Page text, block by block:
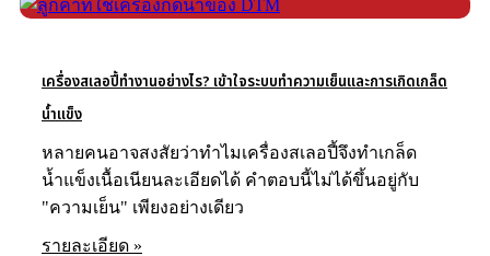
เครื่องสเลอปี้ทำงานอย่างไร? เข้าใจระบบทำความเย็นและการเกิดเกล็ด
น้ำแข็ง
หลายคนอาจสงสัยว่าทำไมเครื่องสเลอปี้จึงทำเกล็ด
น้ำแข็งเนื้อเนียนละเอียดได้ คำตอบนี้ไม่ได้ขึ้นอยู่กับ
"ความเย็น" เพียงอย่างเดียว
รายละเอียด »